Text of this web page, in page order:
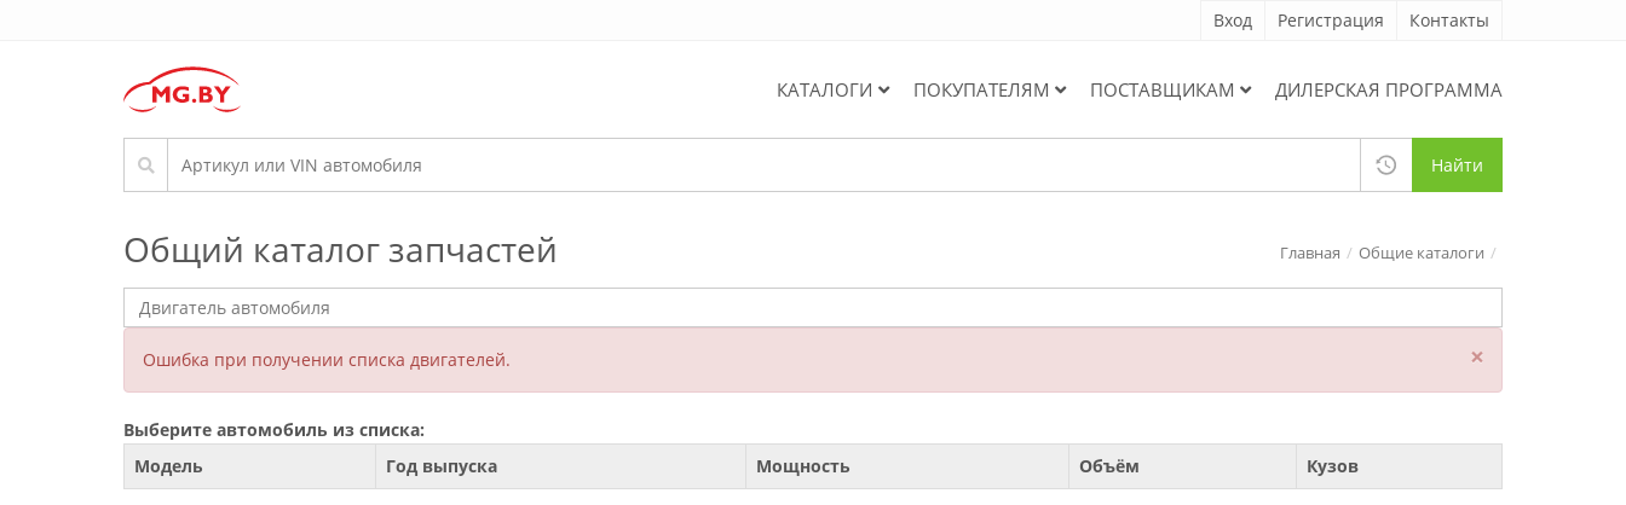
Вход Регистрация Контакты
КАТАЛОГИ ПОКУПАТЕЛЯМ ПОСТАВЩИКАМ ДИЛЕРСКАЯ ПРОГРАММА
Найти
Общий каталог запчастей Главная Общие каталоги
Ошибка при получении списка двигателей. ×
Выберите автомобиль из списка:
Модель
Год выпуска Мощность Объём Кузов